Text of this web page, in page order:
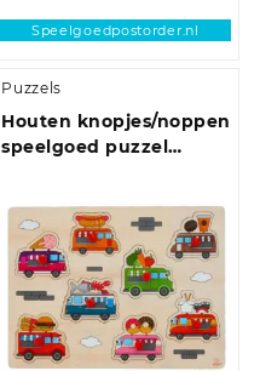
Speelgoedpostorder.nl
Puzzels
Houten knopjes/noppen
speelgoed puzzel